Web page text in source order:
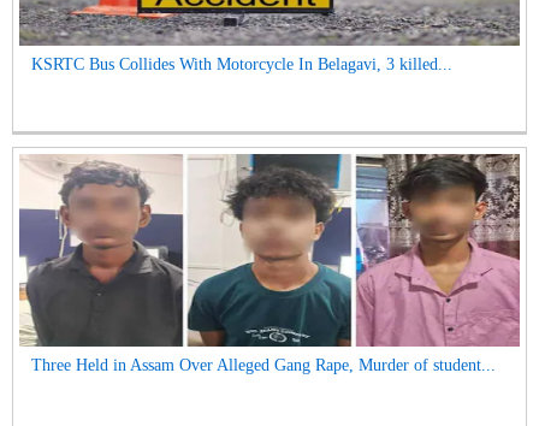
KSRTC Bus Collides With Motorcycle In Belagavi, 3 killed...
Three Held in Assam Over Alleged Gang Rape, Murder of student...